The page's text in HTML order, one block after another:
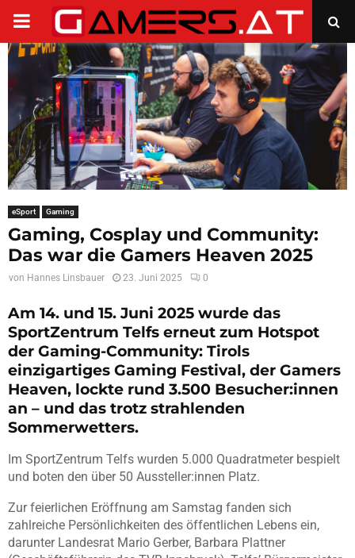
PRIMARY
MENU
eSport Gaming
Gaming, Cosplay und Community:
Das war die Gamers Heaven 2025
von Hannes Linsbauer 23. Juni 2025 0
Am 14. und 15. Juni 2025 wurde das
SportZentrum Telfs erneut zum Hotspot
der Gaming-Community: Tirols
einzigartiges Gaming Festival, der Gamers
Heaven, lockte rund 3.500 Besucher:innen
an – und das trotz strahlenden
Sommerwetters.
Im SportZentrum Telfs wurden 5.000 Quadratmeter bespielt
und boten den über 50 Aussteller:innen Platz.
Zur feierlichen Eröffnung am Samstag fanden sich
zahlreiche Persönlichkeiten des öffentlichen Lebens ein,
darunter Landesrat Mario Gerber, Barbara Plattner